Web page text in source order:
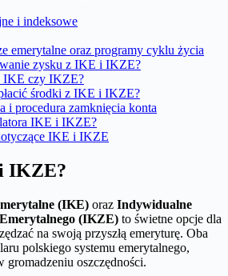
i indeksowe
emerytalne oraz programy cyklu życia
zysku z IKE i IKZE?
IKE czy IKZE?
środki z IKE i IKZE?
i procedura zamknięcia konta
IKE i IKZE?
IKE i IKZE
IKZE?
(IKE) oraz Indywidualne
(IKZE) to świetne opcje dla
na swoją przyszłą emeryturę. Oba
polskiego systemu emerytalnego,
oszczędności.